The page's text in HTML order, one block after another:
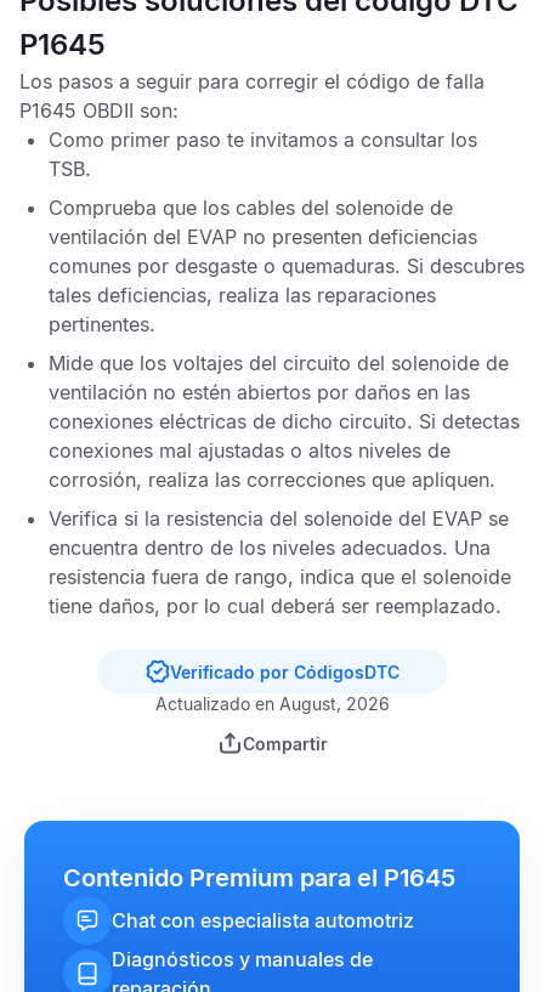
P1645
Los pasos a seguir para corregir el código de falla
P1645 OBDII son:
Como primer paso te invitamos a consultar los
TSB.
Comprueba que los cables del solenoide de
ventilación del EVAP no presenten deficiencias
comunes por desgaste o quemaduras. Si descubres
tales deficiencias, realiza las reparaciones
pertinentes.
Mide que los voltajes del circuito del solenoide de
ventilación no estén abiertos por daños en las
conexiones eléctricas de dicho circuito. Si detectas
conexiones mal ajustadas o altos niveles de
corrosión, realiza las correcciones que apliquen.
Verifica si la resistencia del solenoide del EVAP se
encuentra dentro de los niveles adecuados. Una
resistencia fuera de rango, indica que el solenoide
tiene daños, por lo cual deberá ser reemplazado.
Verificado por CódigosDTC
Actualizado en August, 2026
Compartir
Contenido Premium para el P1645
Chat con especialista automotriz
Diagnósticos y manuales de